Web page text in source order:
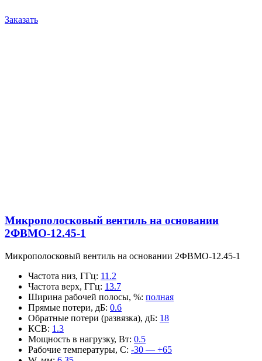
Заказать
Микрополосковый вентиль на основании
2ФВМO-12.45-1
Микрополосковый вентиль на основании 2ФВМO-12.45-1
Частота низ, ГГц: 11.2
Частота верх, ГГц: 13.7
Ширина рабочей полосы, %: полная
Прямые потери, дБ: 0.6
Обратные потери (развязка), дБ: 18
КСВ: 1.3
Мощность в нагрузку, Вт: 0.5
Рабочие температуры, С: -30 — +65